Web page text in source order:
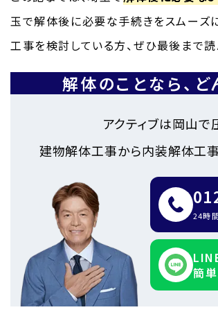
玉で解体後に必要な手続きをスムーズ
工事を検討している方、ぜひ最後まで読
解体のことなら、
アクティブは岡山
建物解体工事から内装解体工事
24時
簡